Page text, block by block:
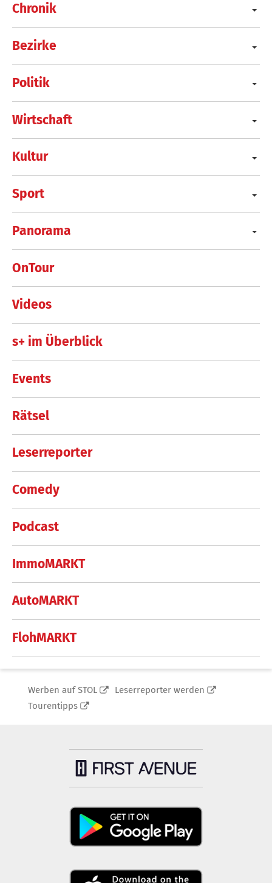
Chronik
Bezirke
Politik
Wirtschaft
Kultur
Sport
Panorama
OnTour
Videos
s+ im Überblick
Events
Rätsel
Leserreporter
Comedy
Podcast
ImmoMARKT
AutoMARKT
FlohMARKT
Werben auf STOL
Leserreporter werden
Tourentipps